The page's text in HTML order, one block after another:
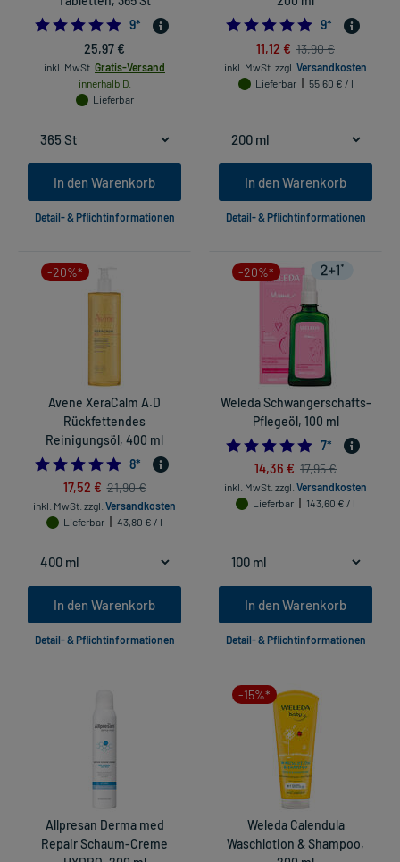
5.0
9*
25,97 €
inkl. MwSt. Gratis-Versand
innerhalb D.
Lieferbar
In den Warenkorb
Detail- & Pflichtinformationen
9*
11,12 € 13,90 €
inkl. MwSt. zzgl. Versandkosten
Lieferbar
55,60 € / l
In den Warenkorb
Detail- & Pflichtinformationen
-20%*
Avene XeraCalm A.D
Rückfettendes
Reinigungsöl, 400 ml
4.875
8*
17,52 € 21,90 €
inkl. MwSt. zzgl. Versandkosten
Lieferbar
43,80 € / l
In den Warenkorb
Detail- & Pflichtinformationen
-20%*
Weleda Schwangerschafts-
Pflegeöl, 100 ml
5.0
7*
14,36 € 17,95 €
inkl. MwSt. zzgl. Versandkosten
Lieferbar
143,60 € / l
In den Warenkorb
Detail- & Pflichtinformationen
Allpresan Derma med
Repair Schaum-Creme
-15%*
Weleda Calendula
Waschlotion & Shampoo,